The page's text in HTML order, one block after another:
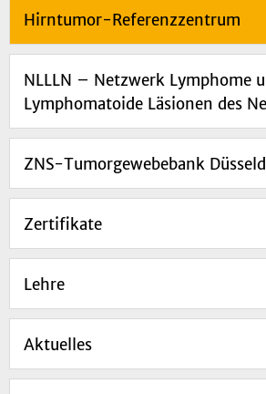
Hirntumor-Referenzzentrum
NLLLN – Netzwerk Lymphome
Lymphomatoide Läsionen des
ZNS-Tumorgewebebank
Zertifikate
Lehre
Aktuelles